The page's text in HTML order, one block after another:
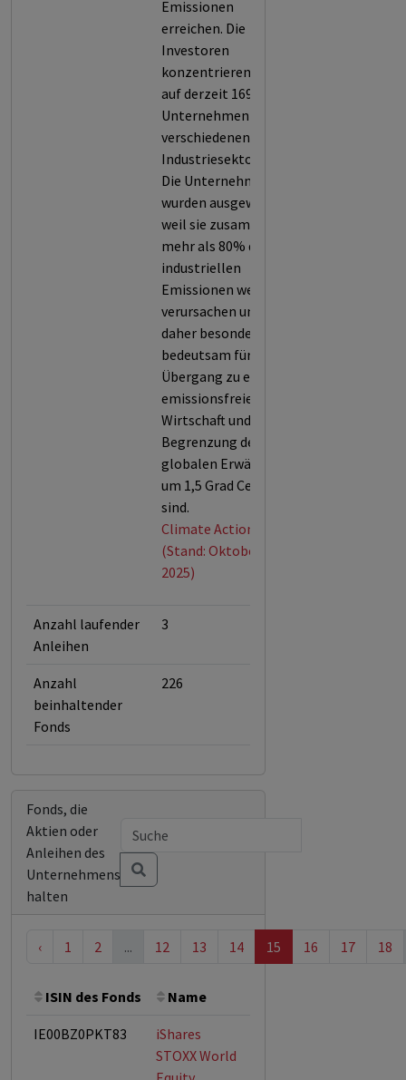
Emissionen
erreichen. Die
Investoren
konzentrieren sich
auf derzeit 169
Unternehmen aus
verschiedenen
Industriesektoren.
Die Unternehmen
wurden ausgewählt,
weil sie zusammen
mehr als 80% der
industriellen
Emissionen weltweit
verursachen und
daher besonders
bedeutsam für den
Übergang zu einer
emissionsfreien
Wirtschaft und der
Begrenzung der
globalen Erwärmung
um 1,5 Grad Celsius
sind.
Climate Action 100+
(Stand: Oktober
2025)
Anzahl laufender
Anleihen
3
Anzahl
beinhaltender
Fonds
226
Fonds, die
Aktien oder
Anleihen des
Unternehmens
halten
‹ 1 2 ... 12 13 14 15 16 17 18
ISIN des Fonds Name
IE00BZ0PKT83
iShares
STOXX World